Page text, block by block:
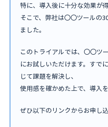
特に、導入後に十分な効果が
そこで、弊社は〇〇ツールの
ました。
このトライアルでは、〇〇ツ
にお試しいただけます。すで
じて課題を解決し、
使用感を確かめた上で、導入を
ぜひ以下のリンクからお申し